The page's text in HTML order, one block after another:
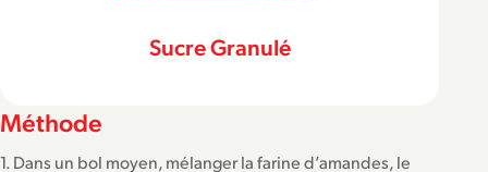
Sucre Granulé
Méthode
1. Dans un bol moyen, mélanger la farine d’amandes, le